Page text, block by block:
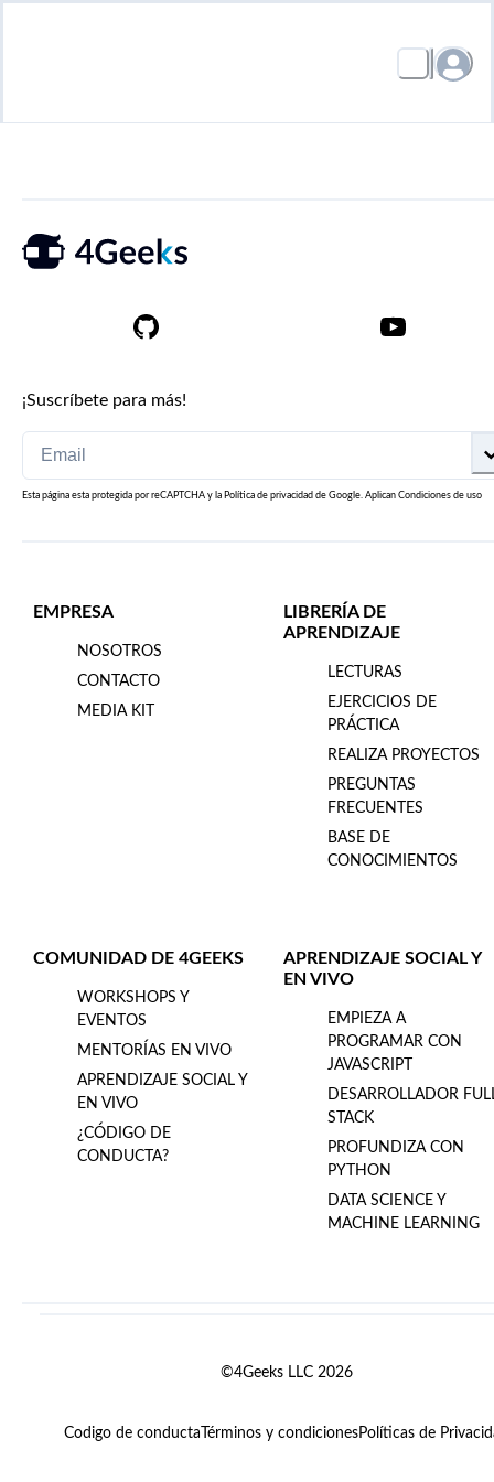
¡Suscríbete para más!
Esta página esta protegida por reCAPTCHA y la Política de privacidad de Google. Aplican Condiciones de uso
EMPRESA
NOSOTROS
CONTACTO
MEDIA KIT
LIBRERÍA DE
APRENDIZAJE
LECTURAS
EJERCICIOS DE
PRÁCTICA
REALIZA PROYECTOS
PREGUNTAS
FRECUENTES
BASE DE
CONOCIMIENTOS
COMUNIDAD DE 4GEEKS
WORKSHOPS Y
EVENTOS
MENTORÍAS EN VIVO
APRENDIZAJE SOCIAL Y
EN VIVO
¿CÓDIGO DE
CONDUCTA?
APRENDIZAJE SOCIAL Y
EN VIVO
EMPIEZA A
PROGRAMAR CON
JAVASCRIPT
DESARROLLADOR
STACK
PROFUNDIZA CON
PYTHON
DATA SCIENCE Y
MACHINE LEARNING
©4Geeks LLC 2026
Codigo de conducta Términos y condicionesPolíticas de